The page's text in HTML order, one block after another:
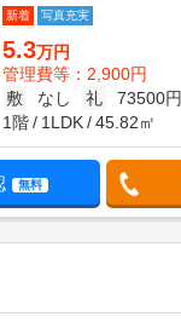
新着 写真充実
5.3万円
管理費等：2,900円
敷
なし 礼
73500円
1階
1LDK 45.82㎡
無料